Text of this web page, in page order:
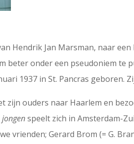
Hendrik Jan Marsman, naar
beter onder een pseudoniem te
1937 in St. Pancras geboren.
zijn ouders naar Haarlem en
jongenspeelt zich in Amsterdam-
vrienden; Gerard Brom (= G.